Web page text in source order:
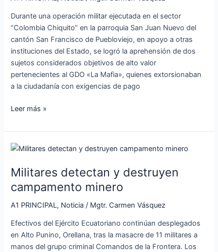
Durante una operación militar ejecutada en el sector
“Colombia Chiquito” en la parroquia San Juan Nuevo del
cantón San Francisco de Puebloviejo, en apoyo a otras
instituciones del Estado, se logró la aprehensión de dos
sujetos considerados objetivos de alto valor
pertenecientes al GDO «La Mafia», quienes extorsionaban
a la ciudadanía con exigencias de pago
Leer más »
Militares detectan y destruyen
campamento minero
A1 PRINCIPAL, Noticia / Mgtr. Carmen Vásquez
Efectivos del Ejército Ecuatoriano continúan desplegados
en Alto Punino, Orellana, tras la masacre de 11 militares a
manos del grupo criminal Comandos de la Frontera. Los
Militares
y
destruyen
campamento
minero